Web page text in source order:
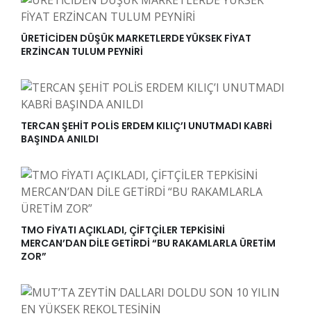
ÜRETİCİDEN DÜŞÜK MARKETLERDE YÜKSEK FİYAT
ERZİNCAN TULUM PEYNİRİ
TERCAN ŞEHİT POLİS ERDEM KILIÇ’I UNUTMADI KABRİ
BAŞINDA ANILDI
TMO FİYATI AÇIKLADI, ÇİFTÇİLER TEPKİSİNİ
MERCAN’DAN DİLE GETİRDİ “BU RAKAMLARLA ÜRETİM
ZOR”